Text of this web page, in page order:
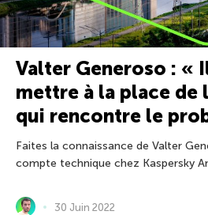
Valter Generoso : «
mettre à la place de
qui rencontre le
Faites la connaissance de Valter
compte technique chez Kaspersky
30 Juin 2022